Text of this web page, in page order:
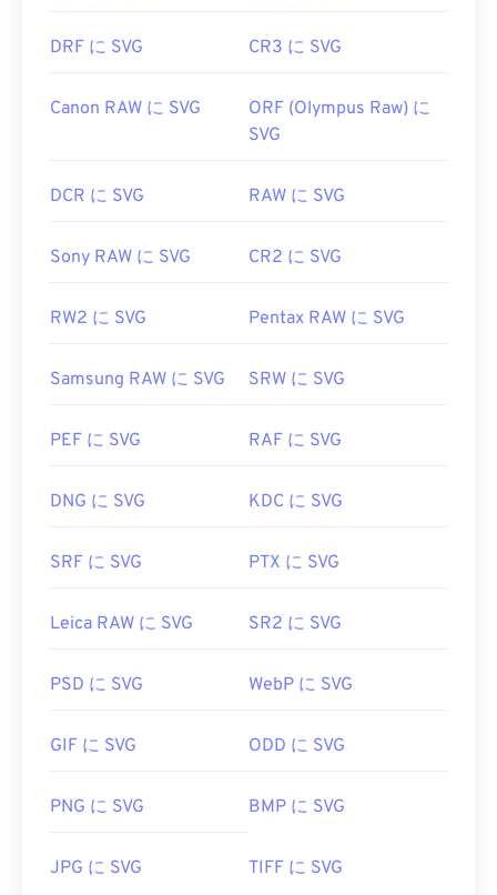
DRF に SVG CR3 に SVG
Canon RAW に SVG
ORF (Olympus Raw) に
SVG
DCR に SVG RAW に SVG
Sony RAW に SVG CR2 に SVG
RW2 に SVG Pentax RAW に SVG
Samsung RAW に SVG SRW に SVG
PEF に SVG RAF に SVG
DNG に SVG KDC に SVG
SRF に SVG PTX に SVG
Leica RAW に SVG SR2 に SVG
PSD に SVG WebP に SVG
GIF に SVG ODD に SVG
PNG に SVG BMP に SVG
JPG に SVG TIFF に SVG